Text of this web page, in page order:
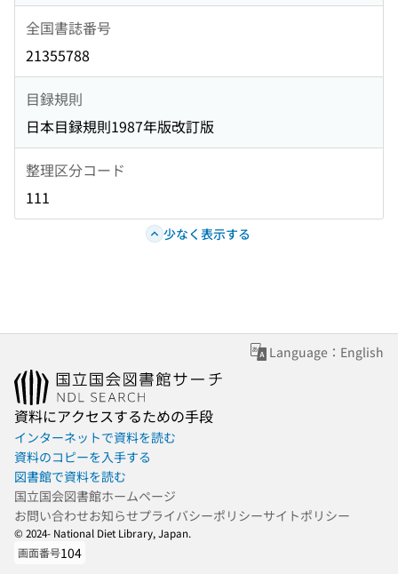
全国書誌番号
21355788
目録規則
日本目録規則1987年版改訂版
整理区分コード
111
少なく表示する
Language：English
資料にアクセスするための手段
インターネットで資料を読む
資料のコピーを入手する
図書館で資料を読む
国立国会図書館ホームページ
お問い合わせお知らせプライバシーポリシーサイトポリシー
© 2024- National Diet Library, Japan.
画面番号104